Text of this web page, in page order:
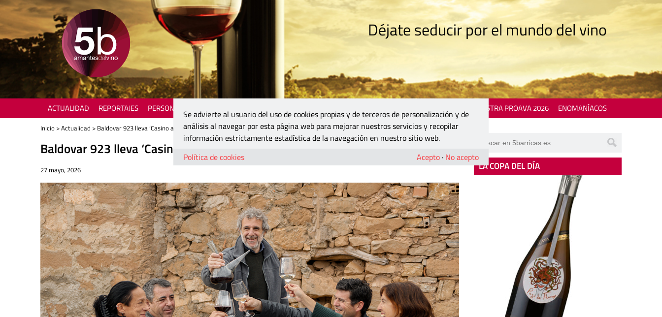
Déjate seducir por el mundo del vino
ACTUALIDAD REPORTAJES PERSONAJES MOSTRA PROAVA 2026 ENOMANÍACOS
Inicio >Actualidad > Baldovar 923 lleva ‘Casino a Sorbos’ a las alturas con sus “Vinos de montaña”
Baldovar 923 lleva ‘Casino a Sorbos’ a las alturas con sus “Vinos de montaña”
27 mayo, 2026 LA COPA DEL DÍA
Se advierte al usuario del uso de cookies propias y de terceros de personalización y de
análisis al navegar por esta página web para mejorar nuestros servicios y recopilar
información estrictamente estadística de la navegación en nuestro sitio web.
Política de cookies
Acepto · No acepto